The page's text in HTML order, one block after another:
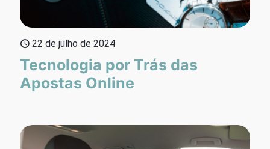
22 de julho de 2024
Tecnologia por Trás das
Apostas Online